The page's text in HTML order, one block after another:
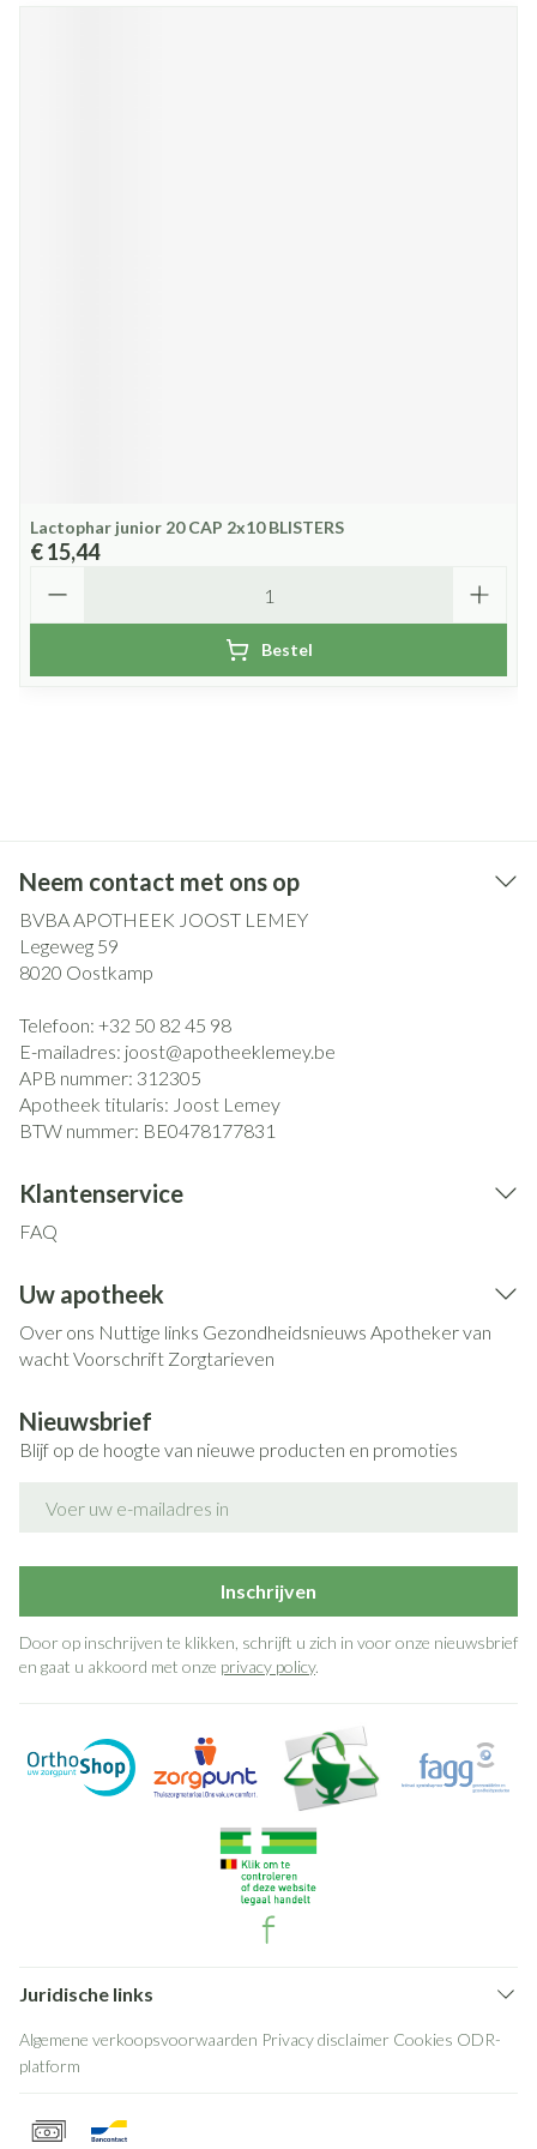
Lactophar junior 20 CAP 2x10 BLISTERS
€ 15,44
Bestel
Neem contact met ons op
BVBA APOTHEEK JOOST LEMEY
Legeweg 59
8020 Oostkamp
Telefoon: +32 50 82 45 98
E-mailadres: joost@apotheeklemey.be
APB nummer: 312305
Apotheek titularis: Joost Lemey
BTW nummer: BE0478177831
Klantenservice
FAQ
Uw apotheek
Over ons Nuttige links Gezondheidsnieuws Apotheker van
wachtVoorschrift Zorgtarieven
Nieuwsbrief
Blijf op de hoogte van nieuwe producten en promoties
Inschrijven
Door op inschrijven te klikken, schrijft u zich in voor onze nieuwsbrief
en gaat u akkoord met onze privacy policy.
Juridische links
Algemene verkoopsvoorwaarden Privacy disclaimer Cookies ODR-
platform